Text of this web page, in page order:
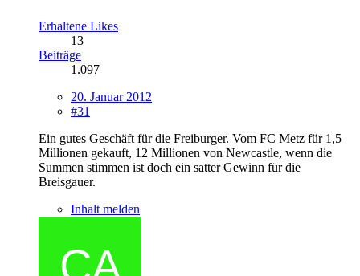
Erhaltene Likes
13
Beiträge
1.097
20. Januar 2012
#31
Ein gutes Geschäft für die Freiburger. Vom FC Metz für 1,5
Millionen gekauft, 12 Millionen von Newcastle, wenn die
Summen stimmen ist doch ein satter Gewinn für die
Breisgauer.
Inhalt melden